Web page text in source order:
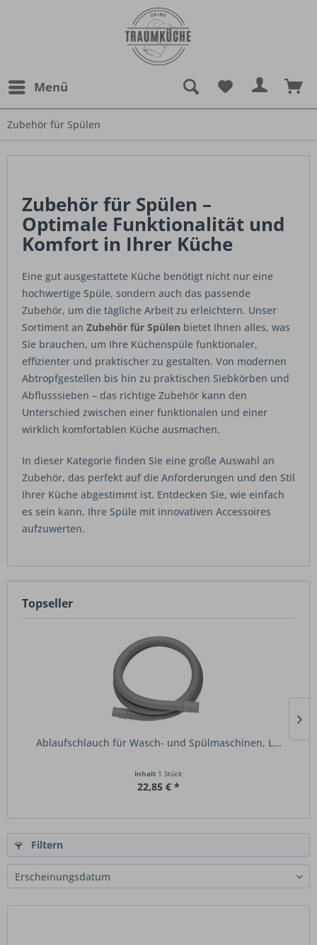
Menü
Zubehör für Spülen
Zubehör für Spülen –
Optimale Funktionalität und
Komfort in Ihrer Küche
Eine gut ausgestattete Küche benötigt nicht nur eine
hochwertige Spüle, sondern auch das passende
Zubehör, um die tägliche Arbeit zu erleichtern. Unser
Sortiment an Zubehör für Spülen bietet Ihnen alles, was
Sie brauchen, um Ihre Küchenspüle funktionaler,
effizienter und praktischer zu gestalten. Von modernen
Abtropfgestellen bis hin zu praktischen Siebkörben und
Abflusssieben – das richtige Zubehör kann den
Unterschied zwischen einer funktionalen und einer
wirklich komfortablen Küche ausmachen.
In dieser Kategorie finden Sie eine große Auswahl an
Zubehör, das perfekt auf die Anforderungen und den Stil
Ihrer Küche abgestimmt ist. Entdecken Sie, wie einfach
es sein kann, Ihre Spüle mit innovativen Accessoires
aufzuwerten.
Topseller
Ablaufschlauch für Wasch- und Spülmaschinen, L...
Inhalt 1 Stück
22,85 € *
Filtern